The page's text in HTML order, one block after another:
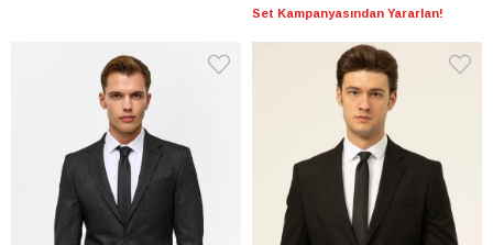
Set Kampanyasından Yararlan!